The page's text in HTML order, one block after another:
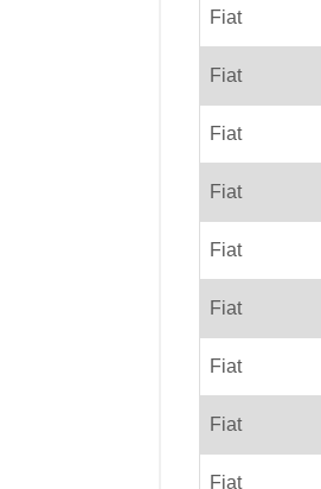
Fiat
Fiat
Fiat
Fiat
Fiat
Fiat
Fiat
Fiat
Fiat